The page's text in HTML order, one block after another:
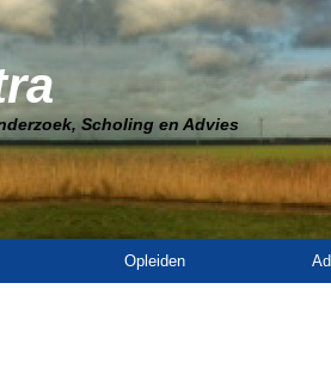
Scholing en Advies
Opleiden